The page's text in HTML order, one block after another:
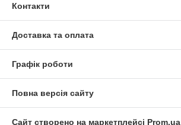
Контакти
Доставка та оплата
Графік роботи
Повна версія сайту
Сайт створено на маркетплейсі Prom.ua